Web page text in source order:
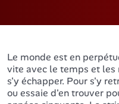
Le monde est en
vite avec le temps et
s'y échapper. Pour s'y
ou essaie d'en trouver